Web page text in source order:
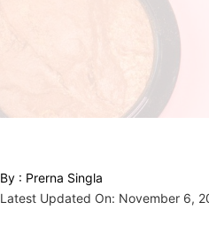
By : Prerna Singla
Latest Updated On: November 6,